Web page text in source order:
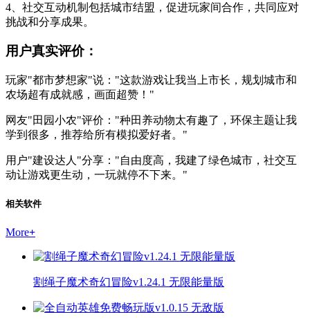
4、社交互动机制包括城市结盟，促进玩家间合作，共同应对
挑战和分享成果。
用户真实评价：
玩家"都市梦想家"说："这款游戏让我当上市长，规划城市和
农场超有成就感，画面超赞！"
网友"田园小农"评价："种田养动物太有趣了，环保主题让我
学到很多，推荐给所有模拟爱好者。"
用户"建设达人"分享："自由度高，我建了绿色城市，社交互
动让游戏更生动，一玩就停不下来。"
相关软件
More+
割绳子魔术奇幻冒险v1.24.1 无限能量版